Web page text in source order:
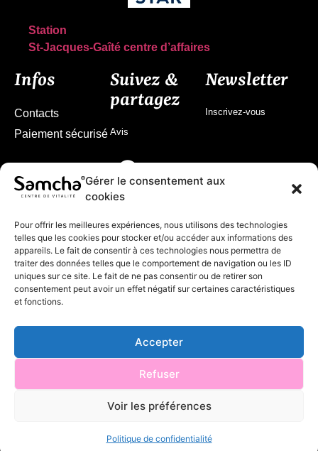
Gérer le consentement aux
cookies
Pour offrir les meilleures expériences, nous utilisons des technologies
telles que les cookies pour stocker et/ou accéder aux informations des
appareils. Le fait de consentir à ces technologies nous permettra de
traiter des données telles que le comportement de navigation ou les ID
uniques sur ce site. Le fait de ne pas consentir ou de retirer son
consentement peut avoir un effet négatif sur certaines caractéristiques
et fonctions.
Accepter
Refuser
Voir les préférences
Politique de confidentialité
Station
St-Jacques-Gaîté centre d’affaires
Infos
Contacts
Paiement sécurisé
Suivez &
partagez
Avis
Newsletter
Inscrivez-vous